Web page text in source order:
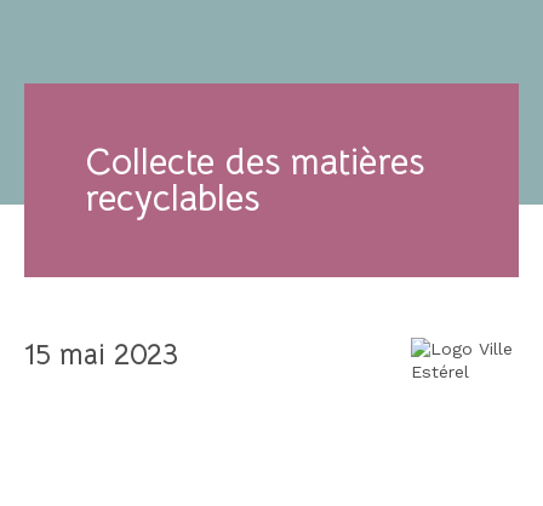
Collecte des matières
recyclables
15 mai 2023